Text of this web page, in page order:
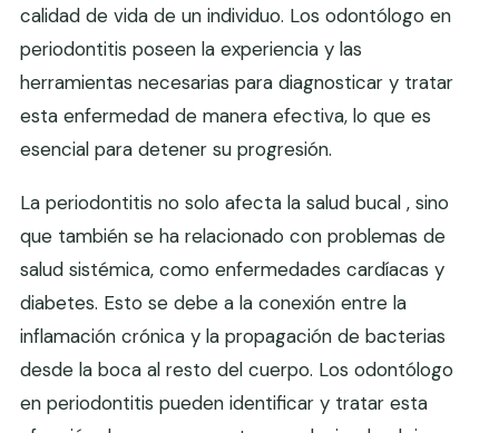
calidad de vida de un individuo. Los odontólogo en
periodontitis poseen la experiencia y las
herramientas necesarias para diagnosticar y tratar
esta enfermedad de manera efectiva, lo que es
esencial para detener su progresión.
La periodontitis no solo afecta la salud bucal , sino
que también se ha relacionado con problemas de
salud sistémica, como enfermedades cardíacas y
diabetes. Esto se debe a la conexión entre la
inflamación crónica y la propagación de bacterias
desde la boca al resto del cuerpo. Los odontólogo
en periodontitis pueden identificar y tratar esta